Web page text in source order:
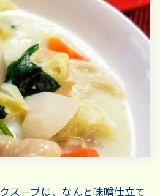
スープは、なんと味噌仕立て